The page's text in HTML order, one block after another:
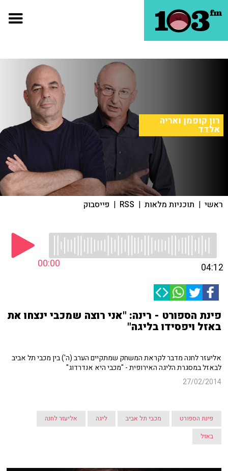
רון קופמן ואריה
אלדד
ראשי | תוכניות מלאות |
RSS
| פייסבוק
00:00 04:12
פינת הספורט - רינה: "אני רוצה שמכבי ינצחו את
באזל ויפסידו בליגה"
אליעזר לחנה מדבר לקראת המשחק שמתקיים הערב (ה') בין מכבי תל אביב
לבאזל במסגרת הליגה האירופית - "מכבי היא אנדרדוג"
27/02/2014
פינת הספורט מכבי תל אביב ליגה
אליעזר לחנה
באזל